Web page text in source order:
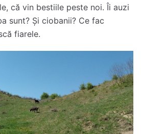
că vin bestiile peste noi. Îi auzi
sunt? Și ciobanii? Ce fac
fiarele.